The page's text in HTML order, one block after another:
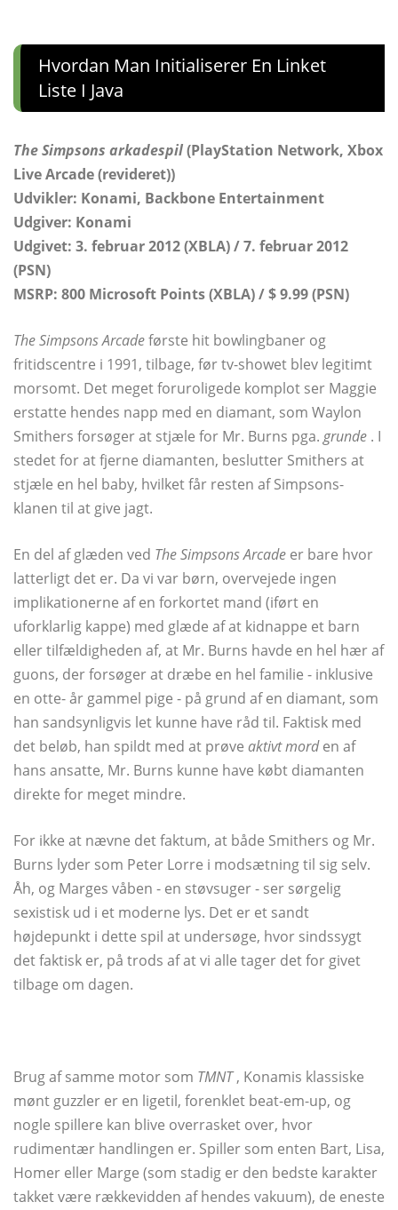
Hvordan Man Initialiserer En Linket
Liste I Java
The Simpsons arkadespil(PlayStation Network, Xbox
Live Arcade (revideret))
Udvikler: Konami, Backbone Entertainment
Udgiver: Konami
Udgivet: 3. februar 2012 (XBLA) / 7. februar 2012
(PSN)
MSRP: 800 Microsoft Points (XBLA) / $ 9.99 (PSN)
The Simpsons Arcadeførste hit bowlingbaner og
fritidscentre i 1991, tilbage, før tv-showet blev legitimt
morsomt. Det meget foruroligede komplot ser Maggie
erstatte hendes napp med en diamant, som Waylon
Smithers forsøger at stjæle for Mr. Burns pga.grunde . I
stedet for at fjerne diamanten, beslutter Smithers at
stjæle en hel baby, hvilket får resten af ​​Simpsons-
klanen til at give jagt.
En del af glæden ved The Simpsons Arcade er bare hvor
latterligt det er. Da vi var børn, overvejede ingen
implikationerne af en forkortet mand (iført en
uforklarlig kappe) med glæde af at kidnappe et barn
eller tilfældigheden af, at Mr. Burns havde en hel hær af
guons, der forsøger at dræbe en hel familie - inklusive
en otte- år gammel pige - på grund af en diamant, som
han sandsynligvis let kunne have råd til. Faktisk med
det beløb, han spildt med at prøve aktivt morden af ​​
hans ansatte, Mr. Burns kunne have købt diamanten
direkte for meget mindre.
For ikke at nævne det faktum, at både Smithers og Mr.
Burns lyder som Peter Lorre i modsætning til sig selv.
Åh, og Marges våben - en støvsuger - ser sørgelig
sexistisk ud i et moderne lys. Det er et sandt
højdepunkt i dette spil at undersøge, hvor sindssygt
det faktisk er, på trods af at vi alle tager det for givet
tilbage om dagen.
Brug af samme motor som TMNT, Konamis klassiske
mønt guzzler er en ligetil, forenklet beat-em-up, og
nogle spillere kan blive overrasket over, hvor
rudimentær handlingen er. Spiller som enten Bart, Lisa,
Homer eller Marge (som stadig er den bedste karakter
takket være rækkevidden af ​​hendes vakuum), de eneste